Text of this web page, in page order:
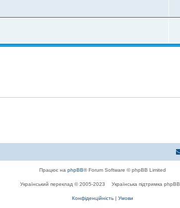
Працює на phpBB® Forum Software © phpBB Limited
Український переклад © 2005-2023 Українська підтримка phpBB
Конфіденційність | Умови